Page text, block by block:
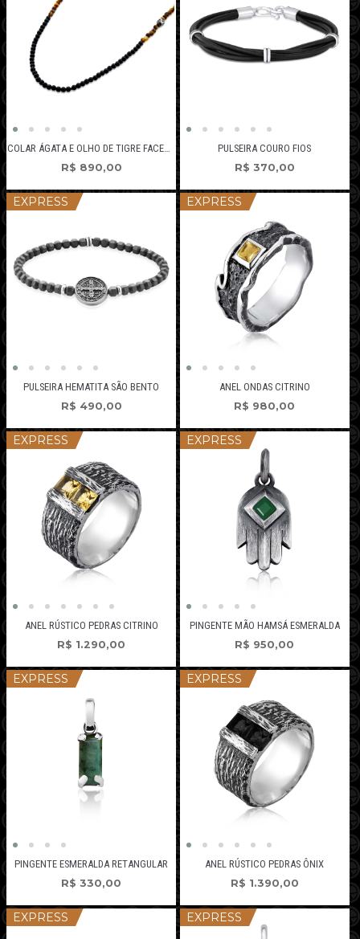
R$ 890,00
PULSEIRA COURO FIOS
R$ 370,00
EXPRESS
PULSEIRA HEMATITA SÃO BENTO
R$ 490,00
EXPRESS
ANEL ONDAS CITRINO
R$ 980,00
EXPRESS
ANEL RÚSTICO PEDRAS CITRINO
R$ 1.290,00
EXPRESS
PINGENTE MÃO HAMSÁ ESMERALDA
R$ 950,00
EXPRESS
PINGENTE ESMERALDA RETANGULAR
R$ 330,00
EXPRESS
ANEL RÚSTICO PEDRAS ÔNIX
R$ 1.390,00
EXPRESS EXPRESS